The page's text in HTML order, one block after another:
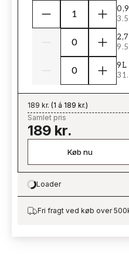
9L
189 kr. (1 á 189 kr.)
Samlet pris
189 kr.
Køb nu
Loading…
Loader
Fri fragt ved køb over